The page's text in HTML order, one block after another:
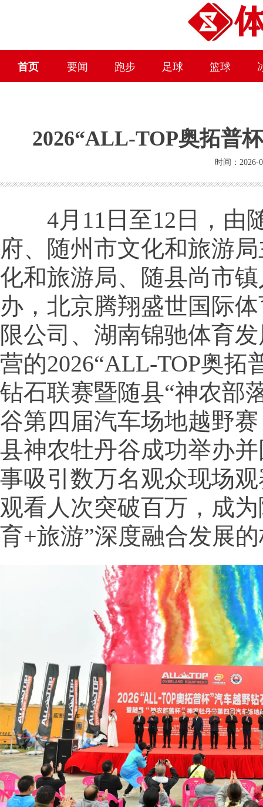
首页 要闻 跑步 足球 篮球
2026“ALL-TOP奥拓普
时间：2026-
4月11日至12日，由
府、随州市文化和旅游
化和旅游局、随县尚市
办，北京腾翔盛世国际
限公司、湖南锦驰体育
营的2026“ALL-TOP奥拓
钻石联赛暨随县“神农部
谷第四届汽车场地越野
县神农牡丹谷成功举办
事吸引数万名观众现场
观看人次突破百万，成
育+旅游”深度融合发展